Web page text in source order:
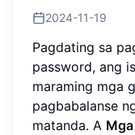
2024-11-19
Pagdating sa
password, ang
maraming mga
pagbabalanse
matanda. A